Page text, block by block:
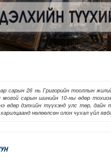
сарын 26 нь Григорийн тооллын
могой сарын шинийн 10-ны өдөр
өдөр дэлхийн түүхэнд улс төр, дайн
нөлөөлсөн олон чухал үйл